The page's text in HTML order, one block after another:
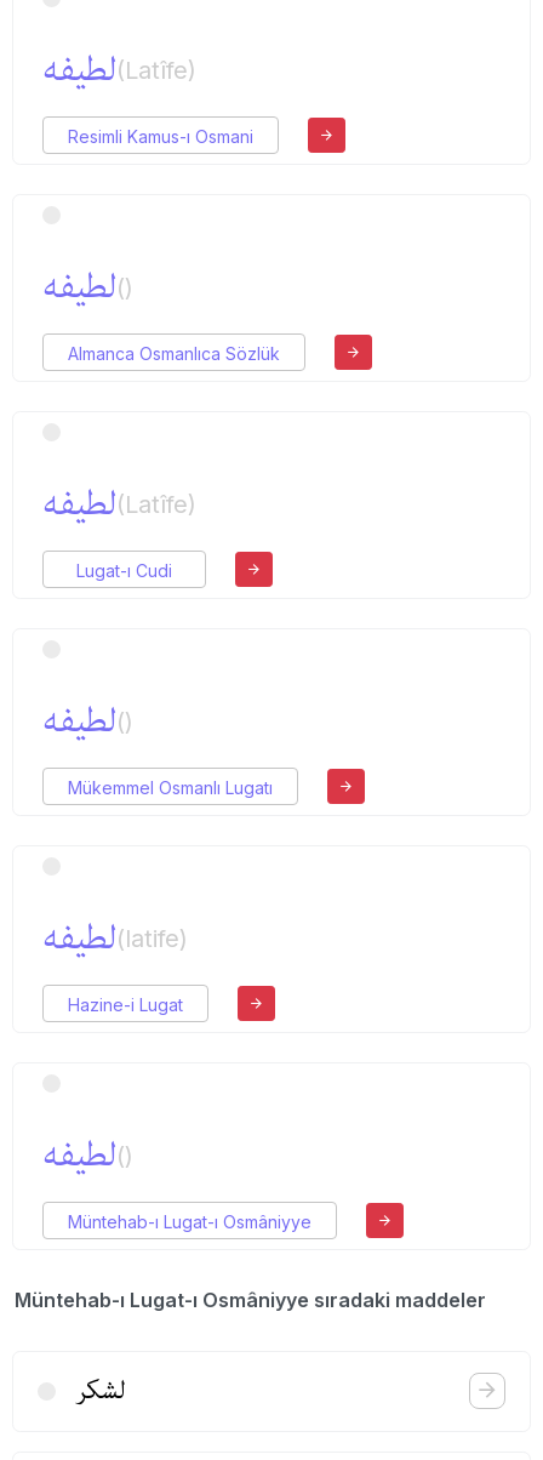
لطیفه(Latîfe)
Resimli Kamus-ı Osmani
لطیفه()
Almanca Osmanlıca Sözlük
لطیفه(Latîfe)
Lugat-ı Cudi
لطیفه()
Mükemmel Osmanlı Lugatı
لطیفه(latife)
Hazine-i Lugat
لطیفه()
Müntehab-ı Lugat-ı Osmâniyye
Müntehab-ı Lugat-ı Osmâniyye sıradaki maddeler
لشكر